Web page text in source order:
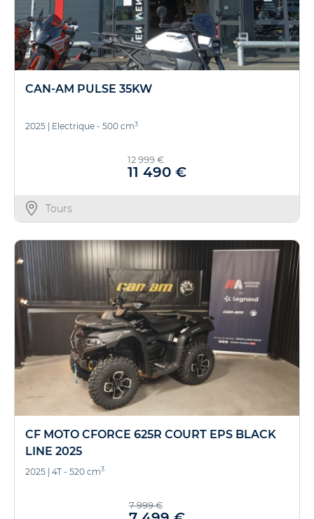
CAN-AM PULSE 35KW
2025 Electrique - 500 cm3
12 999 €
11 490 €
Tours
CF MOTO CFORCE 625R COURT EPS BLACK
LINE 2025
2025 4T - 520 cm3
7 999 €